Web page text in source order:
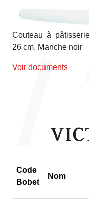
Couteau à
26 cm. Manche noir
Voir documents
Code
Bobet
Nom